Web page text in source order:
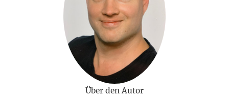
Über den Autor